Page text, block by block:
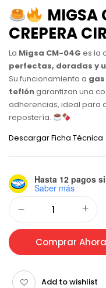
MIGSA
CREPERA
La Migsa CM-04G es la
perfectas, doradas y
Su funcionamiento a gas
teflóngarantizan una
adherencias, ideal para
repostería.
Descargar Ficha Técnica
Hasta 12 pagos
Saber más
Comprar Ahora
Add to wishlist